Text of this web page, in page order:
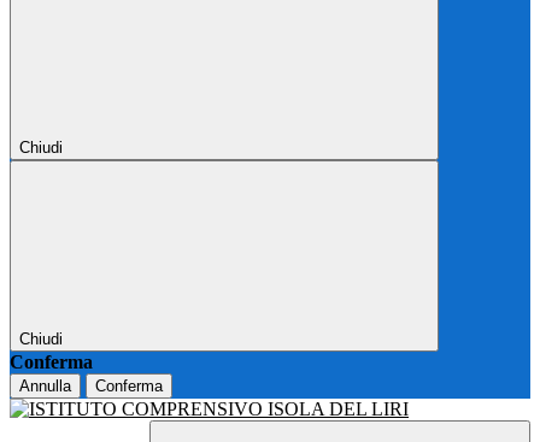
Chiudi
Chiudi
Conferma
Annulla Conferma